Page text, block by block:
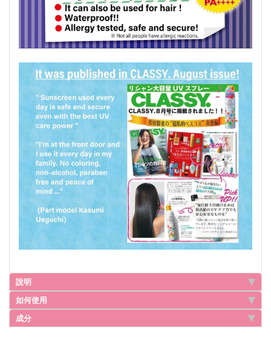
說明
如何使用
成分